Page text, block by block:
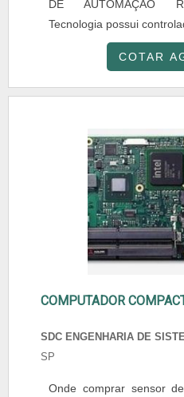
DE AUTOMAÇÃO
Tecnologia possui
COTAR
COMPUTADOR
SDC ENGENHARIA DE
SP
Onde comprar sensor